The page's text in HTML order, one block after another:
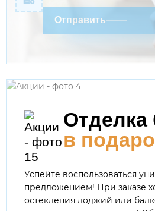
Отправить
Отделка
в
Успейте воспользоваться
предложением! При заказе
остекления лоджий или